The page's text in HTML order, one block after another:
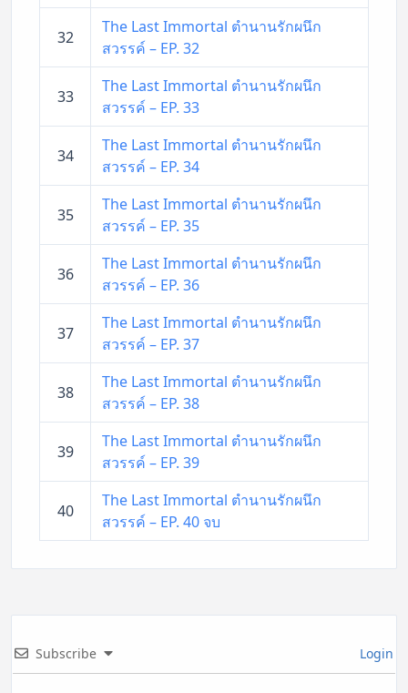
32
The Last Immortal ตำนานรักผนึก
สวรรค์ – EP. 32
33
The Last Immortal ตำนานรักผนึก
สวรรค์ – EP. 33
34
The Last Immortal ตำนานรักผนึก
สวรรค์ – EP. 34
35
The Last Immortal ตำนานรักผนึก
สวรรค์ – EP. 35
36
The Last Immortal ตำนานรักผนึก
สวรรค์ – EP. 36
37
The Last Immortal ตำนานรักผนึก
สวรรค์ – EP. 37
38
The Last Immortal ตำนานรักผนึก
สวรรค์ – EP. 38
39
The Last Immortal ตำนานรักผนึก
สวรรค์ – EP. 39
40
The Last Immortal ตำนานรักผนึก
สวรรค์ – EP. 40 จบ
Subscribe Login